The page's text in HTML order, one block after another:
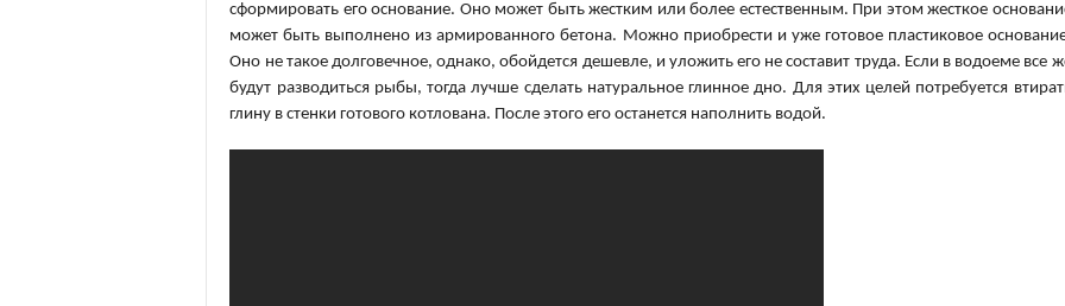
сформировать его основание. Оно может быть жестким или более естественным. При этом жесткое
может быть выполнено из армированного бетона. Можно приобрести и уже готовое пластиковое
Оно не такое долговечное, однако, обойдется дешевле, и уложить его не составит труда. Если в водоеме все
будут разводиться рыбы, тогда лучше сделать натуральное глинное дно. Для этих целей потребуется
глину в стенки готового котлована. После этого его останется наполнить водой.